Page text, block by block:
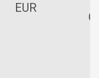
EUR